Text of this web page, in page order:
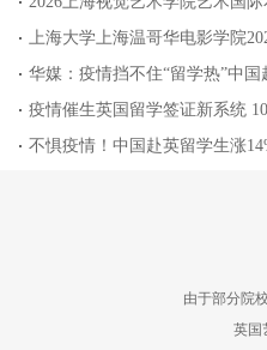
上海大学上海温哥华电影学院
华媒：疫情挡不住“留学热”中
疫情催生英国留学签证新系统
不惧疫情！中国赴英留学生涨
由于部分院校
英国